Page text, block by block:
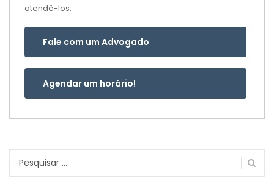
atendê-los.
Fale com um Advogado
Agendar um horário!
Pesquisar